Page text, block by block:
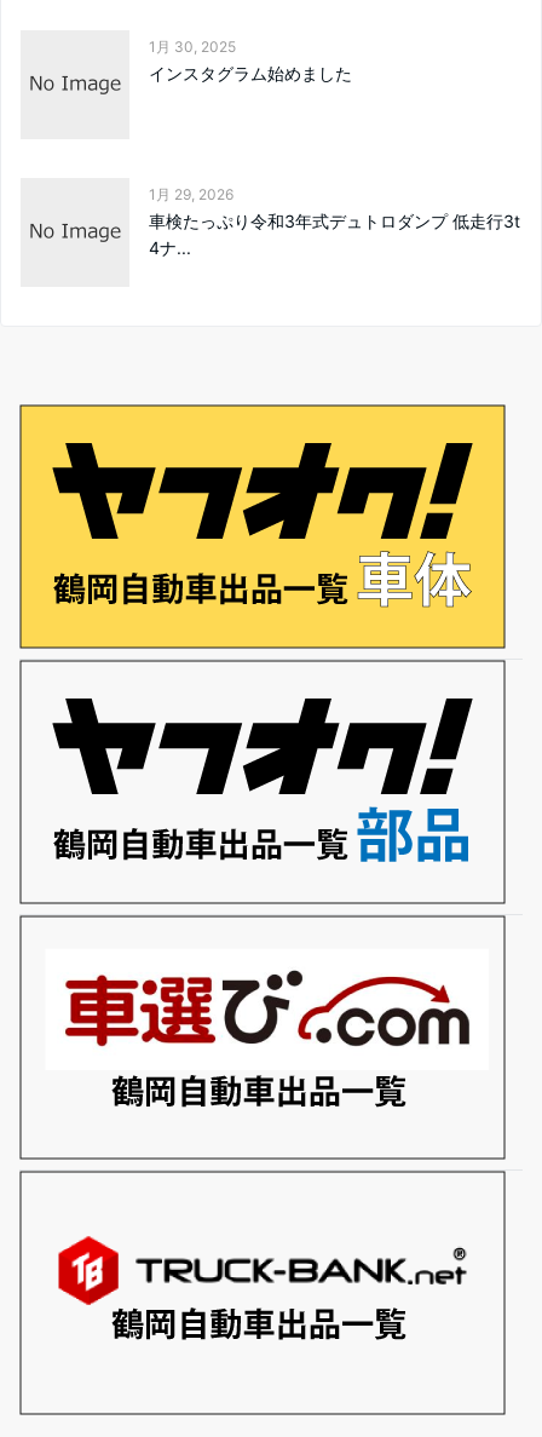
1月 30, 2025
インスタグラム始めました
1月 29, 2026
車検たっぷり令和3年式デュトロダンプ 低走行3t
4ナ...